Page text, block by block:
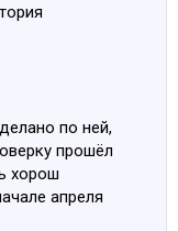
по ней,
прошёл
хорош
апреля